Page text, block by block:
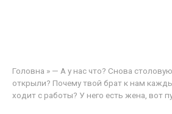
Головна » — А у нас что? Снова
открыли? Почему твой брат к нам
ходит с работы? У него есть жена, вот